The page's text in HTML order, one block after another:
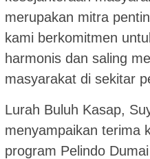
merupakan mitra
kami berkomitmen
harmonis dan saling
masyarakat di sekitar
Lurah Buluh Kasap,
menyampaikan terima
program Pelindo